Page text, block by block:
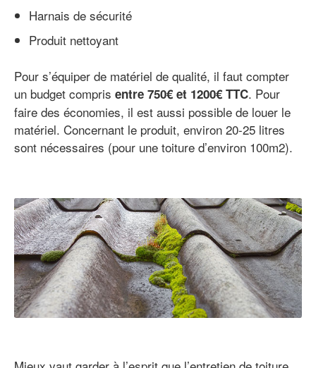
Harnais de sécurité
Produit nettoyant
Pour s’équiper de matériel de qualité, il faut compter
un budget compris entre 750€ et 1200€ TTC. Pour
faire des économies, il est aussi possible de louer le
matériel. Concernant le produit, environ 20-25 litres
sont nécessaires (pour une toiture d’environ 100m2).